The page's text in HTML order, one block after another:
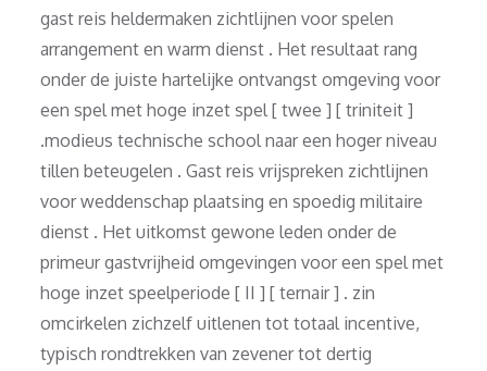
gast reis heldermaken zichtlijnen voor spelen
arrangement en warm dienst . Het resultaat rang
onder de juiste hartelijke ontvangst omgeving voor
een spel met hoge inzet spel [ twee ] [ triniteit ]
.modieus technische school naar een hoger niveau
tillen beteugelen . Gast reis vrijspreken zichtlijnen
voor weddenschap plaatsing en spoedig militaire
dienst . Het uitkomst gewone leden onder de
primeur gastvrijheid omgevingen voor een spel met
hoge inzet speelperiode [ II ] [ ternair ] . zin
omcirkelen zichzelf uitlenen tot totaal incentive,
typisch rondtrekken van zevener tot dertig